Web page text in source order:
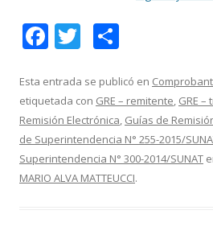
F
e
b
o
o
k
T
itt
er
m
p
ar
ti
r
Esta entrada se publicó en
etiquetada con GRE – remitente, GRE
Remisión Electrónica, Guías de
de Superintendencia N° 255-2015/
Superintendencia N° 300-2014/SUNAT
MARIO ALVA MATTEUCCI.